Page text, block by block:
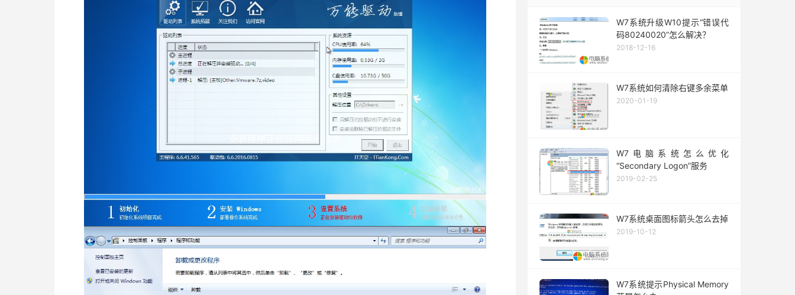
W7系统升级W10提示“错误代
码80240020”怎么解决？
2018-12-16
W7系统如何清除右键多余菜单
2020-01-19
W7电脑系统怎么优化
“Secondary Logon”服务
2019-02-25
W7系统桌面图标箭头怎么去掉
2019-10-12
W7系统提示Physical Memory